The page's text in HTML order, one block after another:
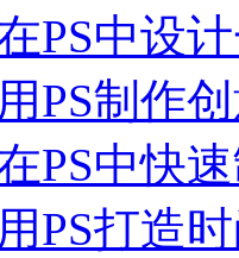
PS中设
PS制作
PS中快
PS打造